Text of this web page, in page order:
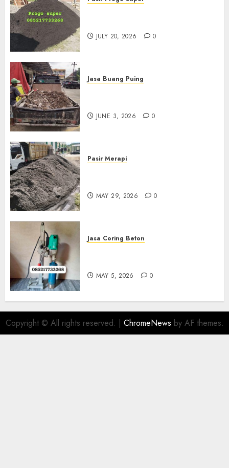
JULY 20, 2026 0
Jasa Buang Puing
JUNE 3, 2026 0
Pasir Merapi
MAY 29, 2026 0
Jasa Coring Beton
MAY 5, 2026 0
Copyright © All rights reserved. | ChromeNews by AF themes.